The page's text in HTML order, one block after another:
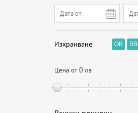
Изхранване OB BB
Цена от 0 лв